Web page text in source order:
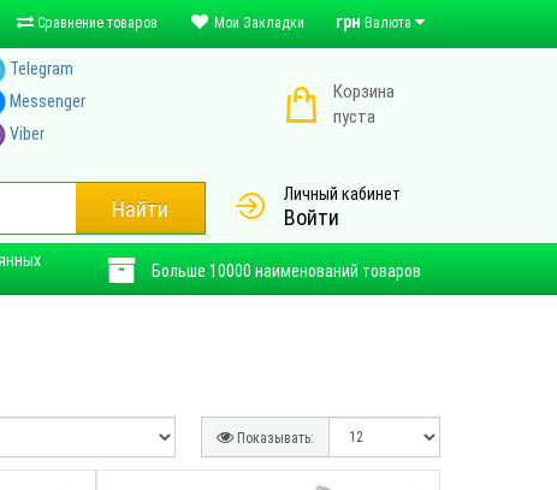
грн Валюта
Мои Закладки
Сравнение товаров
Telegram
Messenger
Viber
Корзина
пуста
Найти
Личный кабинет
Войти
Больше 10000 наименований товаров
Показывать: